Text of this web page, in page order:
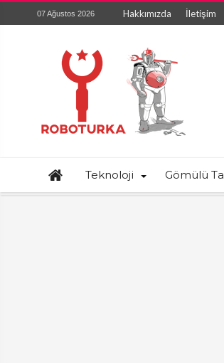
07 Ağustos 2026 Hakkımızda İletişim
Teknoloji Gömülü